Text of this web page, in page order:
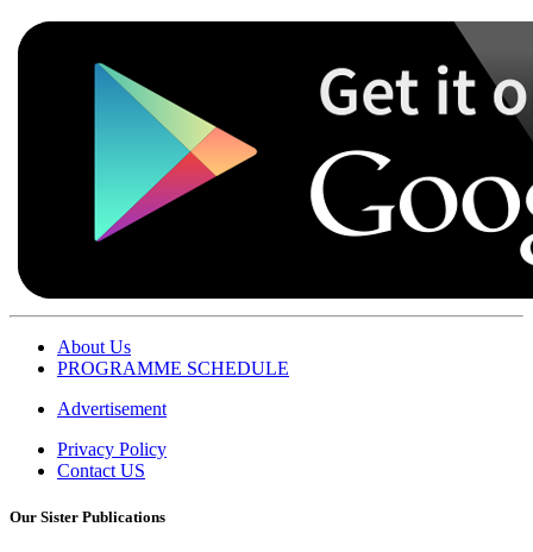
About Us
PROGRAMME SCHEDULE
Advertisement
Privacy Policy
Contact US
Our Sister Publications